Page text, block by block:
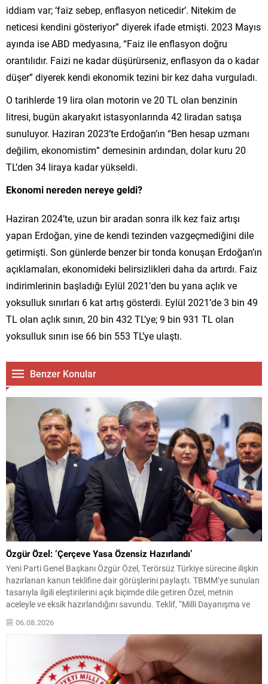
iddiam var; ‘faiz sebep, enflasyon neticedir’. Nitekim de
neticesi kendini gösteriyor” diyerek ifade etmişti. 2023 Mayıs
ayında ise ABD medyasına, “Faiz ile enflasyon doğru
orantılıdır. Faizi ne kadar düşürürseniz, enflasyon da o kadar
düşer” diyerek kendi ekonomik tezini bir kez daha vurguladı.
O tarihlerde 19 lira olan motorin ve 20 TL olan benzinin
litresi, bugün akaryakıt istasyonlarında 42 liradan satışa
sunuluyor. Haziran 2023’te Erdoğan’ın “Ben hesap uzmanı
değilim, ekonomistim” demesinin ardından, dolar kuru 20
TL’den 34 liraya kadar yükseldi.
Ekonomi nereden nereye geldi?
Haziran 2024’te, uzun bir aradan sonra ilk kez faiz artışı
yapan Erdoğan, yine de kendi tezinden vazgeçmediğini dile
getirmişti. Son günlerde benzer bir tonda konuşan Erdoğan’ın
açıklamaları, ekonomideki belirsizlikleri daha da artırdı. Faiz
indirimlerinin başladığı Eylül 2021’den bu yana açlık ve
yoksulluk sınırları 6 kat artış gösterdi. Eylül 2021’de 3 bin 49
TL olan açlık sınırı, 20 bin 432 TL’ye; 9 bin 931 TL olan
yoksulluk sınırı ise 66 bin 553 TL’ye ulaştı.
Benzer Konular
Özgür Özel: ‘Çerçeve Yasa Özensiz Hazırlandı’
Yeni Parti Genel Başkanı Özgür Özel, Terörsüz Türkiye sürecine ilişkin
hazırlanan kanun teklifine dair görüşlerini paylaştı. TBMM’ye sunulan
tasarıyla ilgili eleştirilerini açık biçimde dile getiren Özel, metnin
aceleyle ve eksik hazırlandığını savundu. Teklif, “Milli Dayanışma ve
TBMM Başkanlığına sunuldu ve yaklaşık 360 milletvekilinin...
06.08.2026